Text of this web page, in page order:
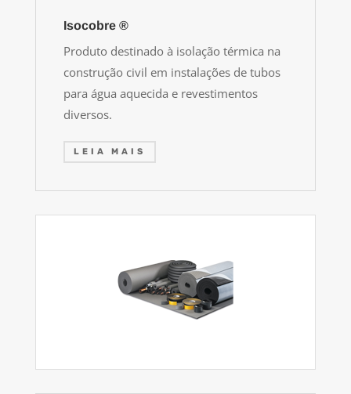
Isocobre ®
Produto destinado à isolação térmica na
construção civil em instalações de tubos
para água aquecida e revestimentos
diversos.
LEIA MAIS